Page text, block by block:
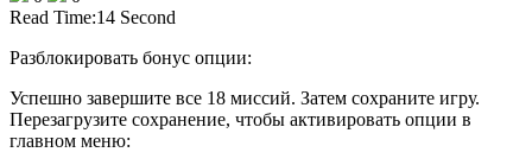
Read Time:14 Second
Разблокировать бонус опции:
Успешно завершите все 18 миссий. Затем сохраните игру.
Перезагрузите сохранение, чтобы активировать опции в
главном меню: